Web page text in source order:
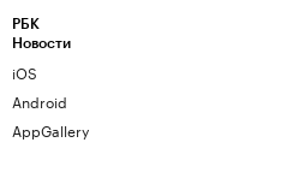
РБК
Новости
iOS
Android
AppGallery